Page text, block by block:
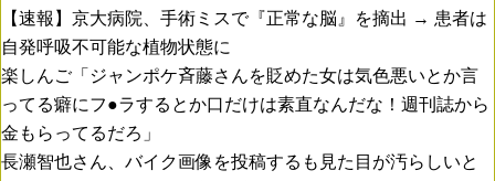
【速報】京大病院、手術ミスで『正常な脳』を摘出 → 患者は
自発呼吸不可能な植物状態に
楽しんご「ジャンポケ斉藤さんを貶めた女は気色悪いとか言
ってる癖にフ●ラするとか口だけは素直なんだな！週刊誌から
金もらってるだろ」
長瀬智也さん、バイク画像を投稿するも見た目が汚らしいと